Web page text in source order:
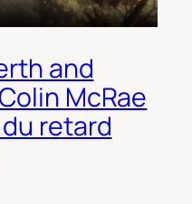
and
McRae
retard